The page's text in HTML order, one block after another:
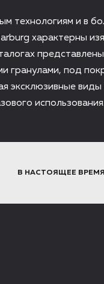
технологиям и в
характерны
гранулами, под
эксклюзивные
В НАСТОЯЩЕЕ